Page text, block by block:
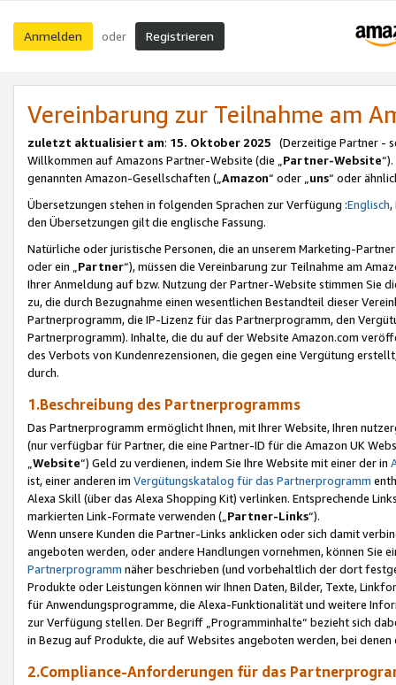
Anmelden oder Registrieren
Vereinbarung zur Teilnahme am
zuletzt aktualisiert am: 15. Oktober 2025 (Derzeitige Partner -
Willkommen auf Amazons Partner-Website (die „Partner-Website
genannten Amazon-Gesellschaften („Amazon“ oder „uns“ oder
Übersetzungen stehen in folgenden Sprachen zur Verfügung :Englisch,
den Übersetzungen gilt die englische Fassung.
Natürliche oder juristische Personen, die an unserem Marketing-
oder ein „Partner“), müssen die Vereinbarung zur Teilnahme am
Ihrer Anmeldung auf bzw. Nutzung der Partner-Website stimmen Sie
zu, die durch Bezugnahme einen wesentlichen Bestandteil dieser
Partnerprogramm, die IP-Lizenz für das Partnerprogramm, den
Partnerprogramm). Inhalte, die du auf der Website Amazon.com
des Verbots von Kundenrezensionen, die gegen eine Vergütung
durch.
1.Beschreibung des Partnerprogramms
Das Partnerprogramm ermöglicht Ihnen, mit Ihrer Website, Ihren
(nur verfügbar für Partner, die eine Partner-ID für die Amazon UK
Website“) Geld zu verdienen, indem Sie Ihre Website mit einer der in
ist, einer anderen im Vergütungskatalog für das Partnerprogramm
Alexa Skill (über das Alexa Shopping Kit) verlinken. Entsprechende
markierten Link-Formate verwenden („ Partner-Links“).
Wenn unsere Kunden die Partner-Links anklicken oder sich damit
angeboten werden, oder andere Handlungen vornehmen, können Sie
Partnerprogramm näher beschrieben (und vorbehaltlich der dort
Produkte oder Leistungen können wir Ihnen Daten, Bilder, Texte,
für Anwendungsprogramme, die Alexa-Funktionalität und weitere
zur Verfügung stellen. Der Begriff „Programminhalte“ bezieht sich
in Bezug auf Produkte, die auf Websites angeboten werden, bei
2.Compliance-Anforderungen für das